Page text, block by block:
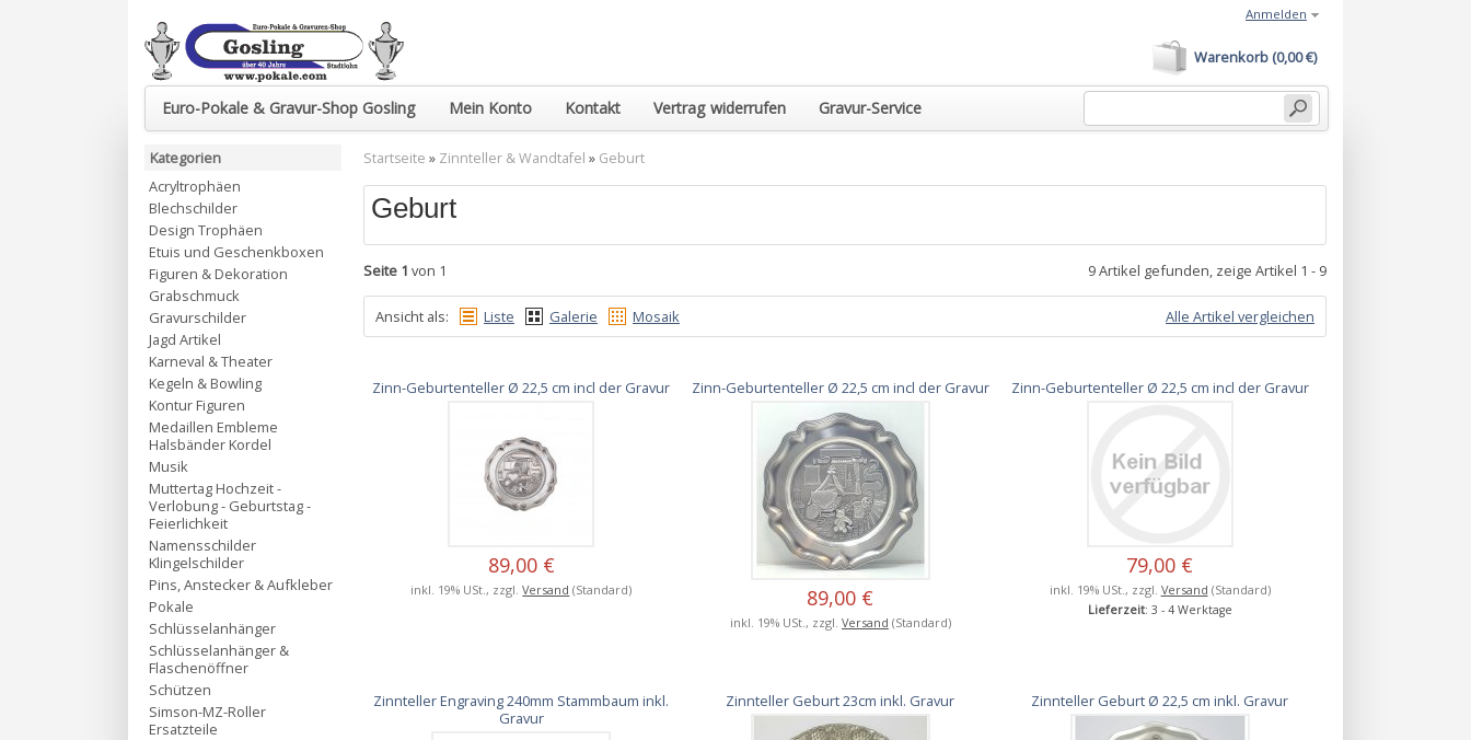
Euro-Pokale & Gravur-Shop Gosling Mein Konto Kontakt Vertrag widerrufen Gravur-Service
Warenkorb (0,00 €)
Anmelden
Startseite » Zinnteller & Wandtafel » Geburt
Geburt
Seite 1 von 1 9 Artikel gefunden, zeige Artikel 1 - 9
Ansicht als: Liste Galerie Mosaik Alle Artikel vergleichen
Zinn-Geburtenteller Ø 22,5 cm incl der Gravur
89,00 €
inkl. 19% USt., zzgl.Versand (Standard)
Zinn-Geburtenteller Ø 22,5 cm incl der Gravur
89,00 €
inkl. 19% USt., zzgl. Versand (Standard)
Zinn-Geburtenteller Ø 22,5 cm incl der Gravur
79,00 €
inkl. 19% USt., zzgl. Versand (Standard)
Lieferzeit: 3 - 4 Werktage
Zinnteller Engraving 240mm Stammbaum inkl.
Gravur
Zinnteller Geburt 23cm inkl. Gravur Zinnteller Geburt Ø 22,5 cm inkl. Gravur
Kategorien
Acryltrophäen
Blechschilder
Design Trophäen
Etuis und Geschenkboxen
Figuren & Dekoration
Grabschmuck
Gravurschilder
Jagd Artikel
Karneval & Theater
Kegeln & Bowling
Kontur Figuren
Medaillen Embleme
Halsbänder Kordel
Musik
Muttertag Hochzeit -
Verlobung - Geburtstag -
Feierlichkeit
Namensschilder
Klingelschilder
Pins, Anstecker & Aufkleber
Pokale
Schlüsselanhänger
Schlüsselanhänger &
Flaschenöffner
Schützen
Simson-MZ-Roller
Ersatzteile